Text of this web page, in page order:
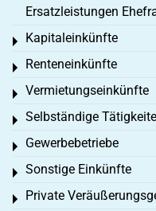
Ersatzleistungen
Kapitaleinkünfte
Toggle menu
Renteneinkünfte
Toggle menu
Vermietungseinkünfte
Toggle menu
Selbständige
Toggle menu
Gewerbebetriebe
Toggle menu
Sonstige Einkünfte
Toggle menu
Private
Toggle menu